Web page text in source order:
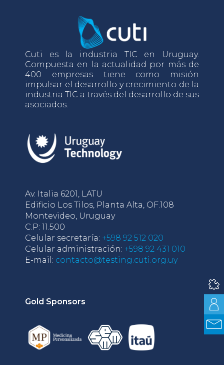
Cuti es la industria TIC en Uruguay.
Compuesta en la actualidad por más de
400 empresas tiene como misión
impulsar el desarrollo y crecimiento de la
industria TIC a través del desarrollo de sus
asociados.
Av. Italia 6201, LATU
Edificio Los Tilos, Planta Alta, OF.108
Montevideo, Uruguay
C.P: 11.500
Celular secretaría: +598 92 512 020
Celular administración: +598 92 431 010
E-mail: contacto@testing.cuti.org.uy
Gold Sponsors